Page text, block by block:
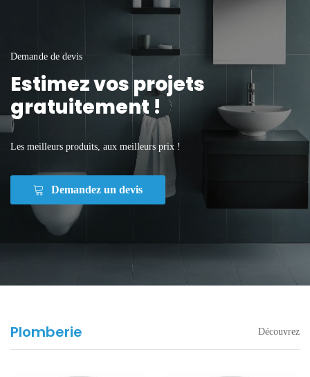
Demande de devis
Estimez vos projets
gratuitement !
Les meilleurs produits, aux meilleurs prix !
Demandez un devis
Plomberie Découvrez